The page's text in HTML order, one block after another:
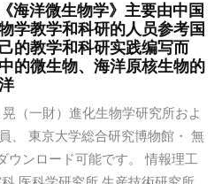
海洋微生物学》主要由中国
学教学和科研的人员参考国
的教学和科研实践编写而
的微生物、海洋原核生物的
（一財）進化生物学研究所およ
、 東京大学総合研究博物館・ 無
ウンロード可能です。 情報理工